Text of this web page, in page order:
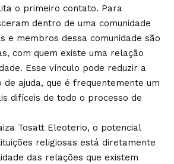
o primeiro contato. Para
dentro de uma comunidade
e membros dessa comunidade são
com quem existe uma relação
Esse vínculo pode reduzir a
de ajuda, que é frequentemente um
difíceis de todo o processo de
Tosatt Eleoterio, o potencial
religiosas está diretamente
das relações que existem